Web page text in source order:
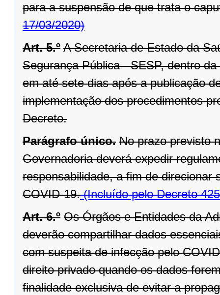
para a suspensão de que trata o
17/03/2020)
Art. 5.º A Secretaria de Estado da
Segurança Pública - SESP, dentro
em até sete dias após a publicação
implementação dos procedimentos
Decreto.
Parágrafo único. No prazo previsto
Governadoria deverá expedir
responsabilidade, a fim de direcionar
COVID-19.(Incluído pelo Decreto
Art. 6.º Os Órgãos e Entidades da
deverão compartilhar dados
com suspeita de infecção pelo
direito privado quando os dados
finalidade exclusiva de evitar a